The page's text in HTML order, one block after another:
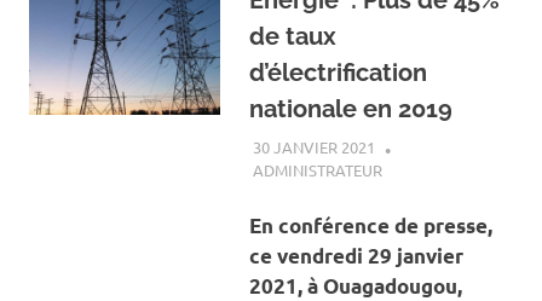
de taux
d’électrification
nationale en 2019
30 JANVIER 2021
ADMINISTRATEURA LA UNE
En conférence de presse,
ce vendredi 29 janvier
2021, à Ouagadougou,